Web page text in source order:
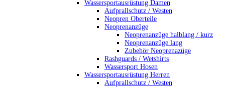
Wassersportausrüstung Damen
Aufprallschutz / Westen
Neopren Oberteile
Neoprenanzüge
Neoprenanzüge halblang / kurz
Neoprenanzüge lang
Zubehör Neoprenazüge
Rashguards / Wetshirts
Wassersport Hosen
Wassersportausrüstung Herren
Aufprallschutz / Westen